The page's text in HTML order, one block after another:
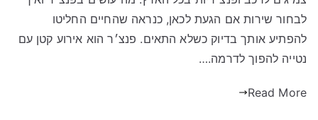
לבחור שירות אם הגעת לכאן, כנראה שהחיים החליטו
להפתיע אותך בדיוק כשלא התאים. פנצ׳ר הוא אירוע קטן עם
נטייה להפוך לדרמה.…
Read More